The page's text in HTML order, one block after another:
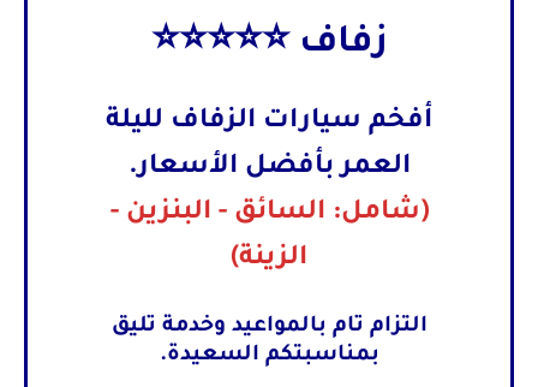
زفاف ⭐⭐⭐⭐⭐
أفخم سيارات الزفاف لليلة
العمر بأفضل الأسعار.
(شامل: السائق - البنزين -
الزينة)
التزام تام بالمواعيد وخدمة تليق
بمناسبتكم السعيدة.